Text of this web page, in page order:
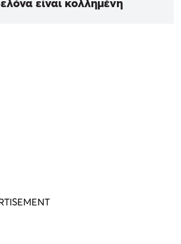
είναι κολλημένη